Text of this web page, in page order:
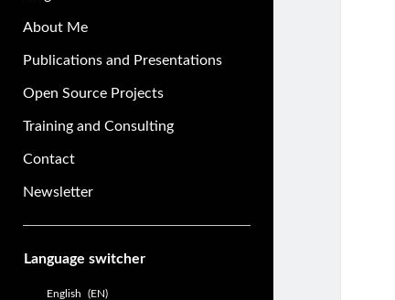
About Me
Publications and Presentations
Open Source Projects
Training and Consulting
Contact
Newsletter
Language switcher
English
EN